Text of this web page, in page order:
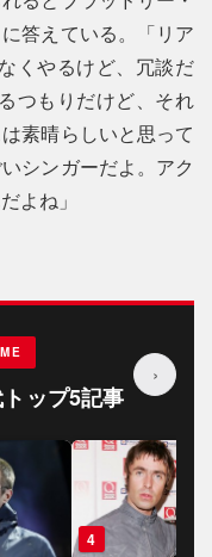
答えている。「リア
くやるけど、冗談だ
つもりだけど、それ
素晴らしいと思って
シンガーだよ。アク
よね」
ップ5記事
›
5